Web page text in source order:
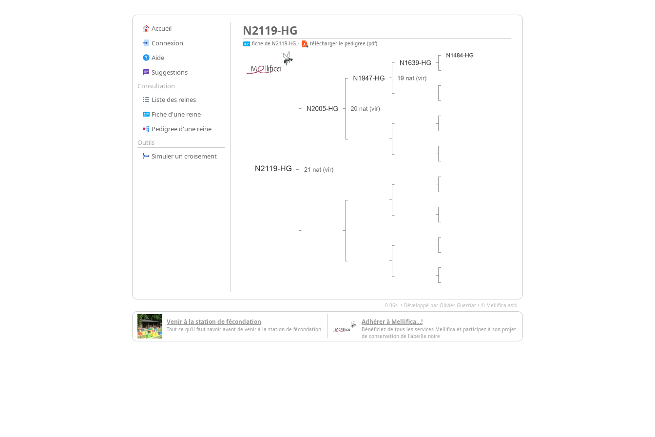
Accueil
Connexion
Aide
Suggestions
Consultation
Liste des reines
Fiche d'une reine
Pedigree d'une reine
Outils
Simuler un croisement
N2119-HG
fiche de N2119-HG • télécharger le pedigree (pdf)
0.06s. • Développé par Olivier Guerriat • © Mellifica asbl
Venir à la station de fécondation
Tout ce qu'il faut savoir avant de venir à la station de fécondation
Adhérer à Mellifica…!
Bénéficiez de tous les services Mellifica et participez à son projet
de conservation de l'abeille noire